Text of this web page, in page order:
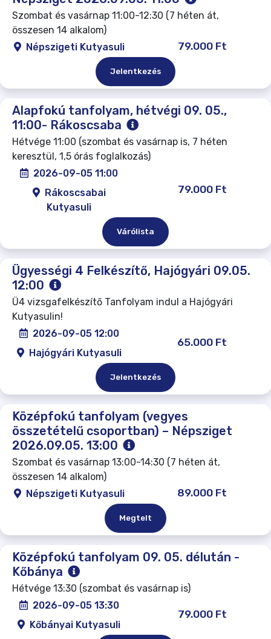
Szombat és vasárnap 11:00-12:30 (7 héten át,
összesen 14 alkalom)
Népszigeti Kutyasuli
79.000 Ft
Jelentkezés
Alapfokú tanfolyam, hétvégi 09. 05.,
11:00- Rákoscsaba
Hétvége 11:00 (szombat és vasárnap is, 7 héten
keresztül, 1,5 órás foglalkozás)
2026-09-05 11:00
Rákoscsabai
Kutyasuli
79.000 Ft
Várólista
Ügyességi 4 Felkészítő, Hajógyári 09.05.
12:00
Ü4 vizsgafelkészítő Tanfolyam indul a Hajógyári
Kutyasulin!
2026-09-05 12:00
Hajógyári Kutyasuli
65.000 Ft
Jelentkezés
Középfokú tanfolyam (vegyes
összetételű csoportban) – Népsziget
2026.09.05. 13:00
Szombat és vasárnap 13:00-14:30 (7 héten át,
összesen 14 alkalom)
Népszigeti Kutyasuli
89.000 Ft
Megtelt
Középfokú tanfolyam 09. 05. délután -
Kőbánya
Hétvége 13:30 (szombat és vasárnap is)
2026-09-05 13:30
Kőbányai Kutyasuli
79.000 Ft